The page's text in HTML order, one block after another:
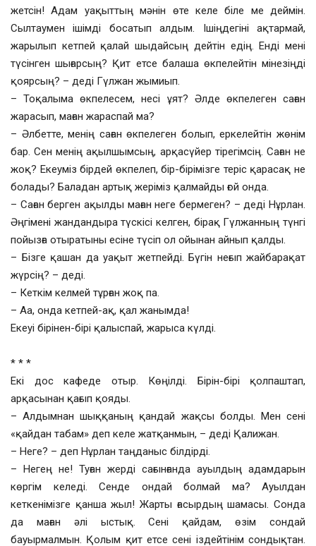
жетсін! Адам уақыттың мәнін өте келе біле ме деймін.
Сылтаумен ішімді босатып алдым. Ішіңдегіні ақтармай,
жарылып кетпей қалай шыдайсың дейтін едің. Енді мені
түсінген шығарсың? Қит етсе балаша өкпелейтін мінезіңді
қоярсың? – деді Гүлжан жымиып.
– Тоқалыма өкпелесем, несі ұят? Әлде өкпелеген саған
жарасып, маған жараспай ма?
– Әлбетте, менің саған өкпелеген болып, еркелейтін жөнім
бар. Сен менің ақылшымсың, арқасүйер тірегімсің. Саған не
жоқ? Екеуміз бірдей өкпелеп, бір-бірімізге теріс қарасақ не
болады? Баладан артық жеріміз қалмайды ғой онда.
– Саған берген ақылды маған неге бермеген? – деді Нұрлан.
Әңгімені жандандыра түскісі келген, бірақ Гүлжанның түнгі
пойызға отыратыны есіне түсіп ол ойынан айнып қалды.
– Бізге қашан да уақыт жетпейді. Бүгін неғып жайбарақат
жүрсің? – деді.
– Кеткім келмей тұрған жоқ па.
– Аа, онда кетпей-ақ, қал жанымда!
Екеуі бірінен-бірі қалыспай, жарыса күлді.
* * *
Екі дос кафеде отыр. Көңілді. Бірін-бірі қолпаштап,
арқасынан қағып қояды.
– Алдымнан шыққаның қандай жақсы болды. Мен сені
«қайдан табам» деп келе жатқанмын, – деді Қалижан.
– Неге? – деп Нұрлан таңданыс білдірді.
– Негең не! Туған жерді сағынғанда ауылдың адамдарын
көргім келеді. Сенде ондай болмай ма? Ауылдан
кеткенімізге қанша жыл! Жарты ғасырдың шамасы. Сонда
да маған әлі ыстық. Сені қайдам, өзім сондай
бауырмалмын. Қолым қит етсе сені іздейтінім сондықтан.